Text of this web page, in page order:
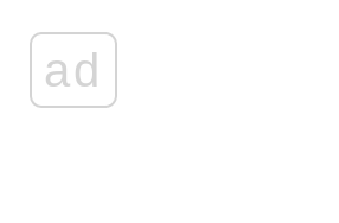
ad